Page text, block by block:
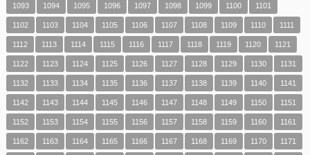
1093 1094 1095 1096 1097 1098 1099 1100 1101
1102 1103 1104 1105 1106 1107 1108 1109 1110 1111
1112 1113 1114 1115 1116 1117 1118 1119 1120 1121
1122 1123 1124 1125 1126 1127 1128 1129 1130 1131
1132 1133 1134 1135 1136 1137 1138 1139 1140 1141
1142 1143 1144 1145 1146 1147 1148 1149 1150 1151
1152 1153 1154 1155 1156 1157 1158 1159 1160 1161
1162 1163 1164 1165 1166 1167 1168 1169 1170 1171